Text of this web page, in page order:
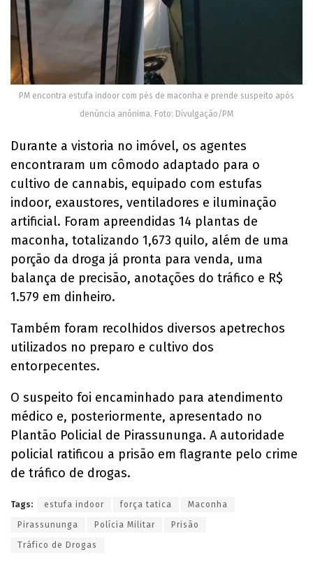
PM encontra estufa indoor com pés de maconha e prende suspeito após
denúncia anônima. Foto: Divulgação/PM
Durante a vistoria no imóvel, os agentes
encontraram um cômodo adaptado para o
cultivo de cannabis, equipado com estufas
indoor, exaustores, ventiladores e iluminação
artificial. Foram apreendidas 14 plantas de
maconha, totalizando 1,673 quilo, além de uma
porção da droga já pronta para venda, uma
balança de precisão, anotações do tráfico e R$
1.579 em dinheiro.
Também foram recolhidos diversos apetrechos
utilizados no preparo e cultivo dos
entorpecentes.
O suspeito foi encaminhado para atendimento
médico e, posteriormente, apresentado no
Plantão Policial de Pirassununga. A autoridade
policial ratificou a prisão em flagrante pelo crime
de tráfico de drogas.
Tags: estufa indoor força tatica Maconha
Pirassununga Polícia Militar Prisão
Tráfico de Drogas